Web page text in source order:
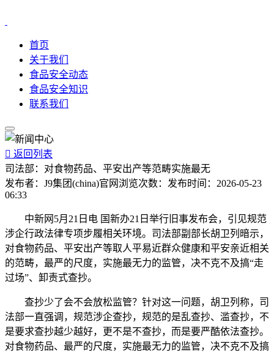
首页
关于我们
食品安全动态
食品安全知识
联系我们
 返回列表
司法部：对食物药品、平安出产等范畴实施最无
发布者： J9集团(china)官网 浏览次数： 发布时间： 2026-05-23
06:33
中新网5月21日电 国新办21日举行旧事发布会，引见规范
涉企行政法律专项步履相关环境。司法部副部长胡卫列暗示，
对食物药品、平安出产等取人平易近群众健康和平安亲近相关
的范畴，最严的尺度，实施最无力的监管，决不克不及搞“走
过场”、卸责式查抄。
查抄少了会不会放松监管？针对这一问题，胡卫列称，司
法部一直强调，规范涉企查抄，规范的是乱查抄、滥查抄，不
是要求查抄越少越好，更不是不查抄，而是要严酷依法查抄。
对食物药品、最严的尺度，实施最无力的监管，决不克不及搞